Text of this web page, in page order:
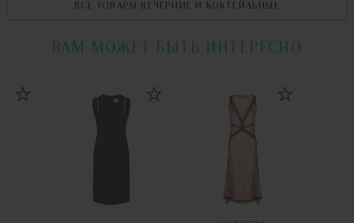
ВСЕ ТОВАРЫ ВЕЧЕРНИЕ И КОКТЕЙЛЬНЫЕ
ВАМ МОЖЕТ БЫТЬ ИНТЕРЕСНО